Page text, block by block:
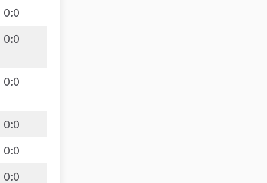
0:0
0:0
0:0
0:0
0:0
0:0